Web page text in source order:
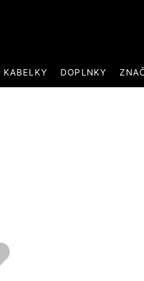
KABELKY DOPLNKY